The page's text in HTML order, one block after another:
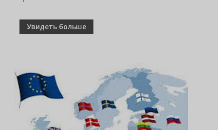
Увидеть больше